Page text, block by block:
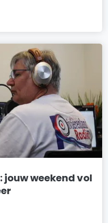
jouw weekend vol